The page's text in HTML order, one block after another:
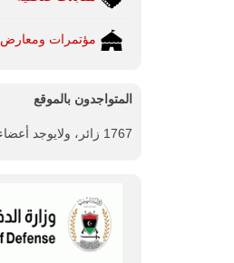
مؤتمرات ومعارض
المتواجدون بالموقع
1767 زائر، ولايوجد أعضاء داخل الموقع